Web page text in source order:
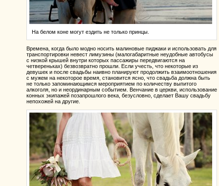
На белом коне могут ездить не только принцы.
Времена, когда было модно носить малиновые пиджаки и использовать для
транспортировки невест лимузины (малогабаритные неудобные автобусы
с низкой крышей внутри которых пассажиры передвигаются на
четвереньках) безвозвратно прошли. Если учесть, что некоторые из
девушек и после свадьбы наивно планируют продолжить взаимоотношения
с мужем на некоторое время, становится ясно, что свадьба должна быть
не только запоминающимся мероприятием по количеству выпитого
алкоголя, но и неординарным событием. Венчание в церкви, использование
конных экипажей позапрошлого века, безусловно, сделает Вашу свадьбу
непохожей на другие.